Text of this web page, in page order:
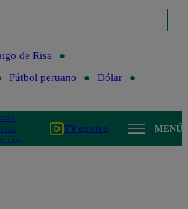
de Risa
Fútbol peruano
Dólar
TV en vivo MENÚ